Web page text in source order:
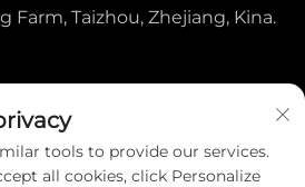
Farm, Taizhou, Zhejiang, Kina.
tools to provide our services.
all cookies, click Personalize